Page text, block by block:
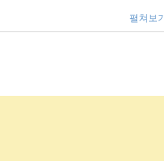
펼쳐보기